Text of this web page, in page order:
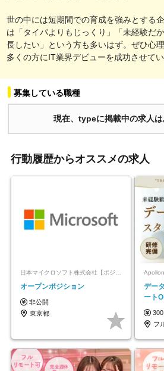
世の中には短期間での育成を強みとする
は「タイパよりもじっくり」「未経験だ
長したい」という方も多いはず。ぜひ心
多くの方にIT業界デビューを成功させてい
募集している職種
現在、typeに掲載中の求人は
行動履歴からオススメの求人
オープンポジション
非公開
東京都
デー
ート
フ